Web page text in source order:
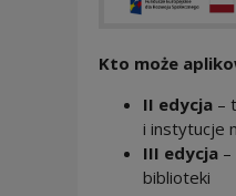
Kto może
II edycja–
i instytucje
III edycja–
biblioteki